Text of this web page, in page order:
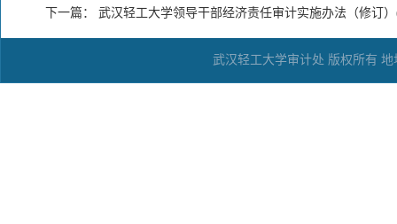
下一篇： 武汉轻工大学领导干部经济责任审计实施办法（修订
武汉轻工大学审计处 版权所有 地